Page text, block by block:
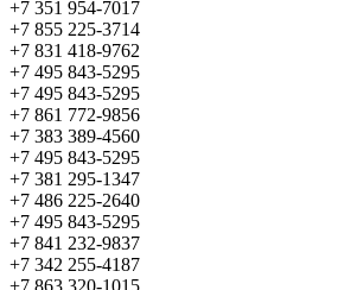
+7 351 954-7017
+7 855 225-3714
+7 831 418-9762
+7 495 843-5295
+7 495 843-5295
+7 861 772-9856
+7 383 389-4560
+7 495 843-5295
+7 381 295-1347
+7 486 225-2640
+7 495 843-5295
+7 841 232-9837
+7 342 255-4187
+7 863 320-1015